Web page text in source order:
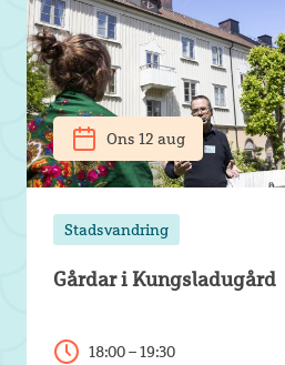
Ons 12 aug
Stadsvandring
Gårdar i Kungsladugård
18:00 – 19:30